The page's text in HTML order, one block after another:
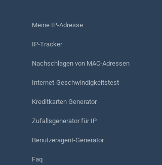
Meine IP-Adresse
IP-Tracker
Nachschlagen von MAC-Adressen
Internet-Geschwindigkeitstest
Kreditkarten Generator
Zufallsgenerator für IP
Benutzeragent-Generator
Faq